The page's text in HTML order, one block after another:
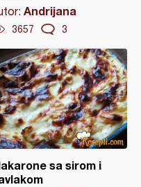
Andrijana
3657 3
sa sirom i